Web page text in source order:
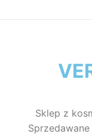
Sklep z